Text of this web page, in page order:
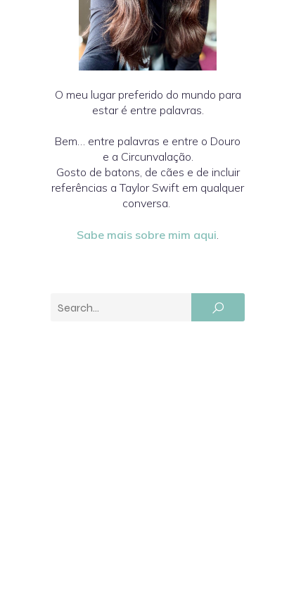
O meu lugar preferido do mundo para
estar é entre palavras.
Bem… entre palavras e entre o Douro
e a Circunvalação.
Gosto de batons, de cães e de incluir
referências a Taylor Swift em qualquer
conversa.
Sabe mais sobre mim aqui.